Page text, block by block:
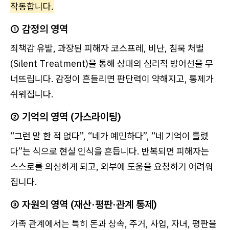
작동합니다.
① 감정의 영역
죄책감 유발, 과장된 피해자 코스프레, 비난, 침묵 처벌
(Silent Treatment)을 통해 상대의 심리적 방어선을 무
너뜨립니다. 감정이 흔들리면 판단력이 약해지고, 통제가
쉬워집니다.
② 기억의 영역 (가스라이팅)
“그런 말 한 적 없다”, “네가 예민하다”, “네 기억이 틀렸
다”는 식으로 현실 인식을 흔듭니다. 반복되면 피해자는
스스로를 의심하게 되고, 외부에 도움을 요청하기 어려워
집니다.
③ 자원의 영역 (재산·평판·관계 통제)
가족 관계에서는 특히 돈과 상속, 주거, 사업, 자녀, 평판을